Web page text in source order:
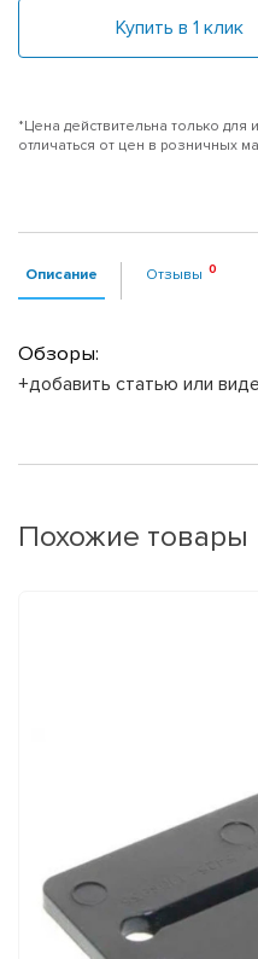
Купить в 1 клик
*Цена действительна только для
отличаться от цен в розничных
Описание Отзывы
Обзоры:
+добавить статью или
Похожие товары